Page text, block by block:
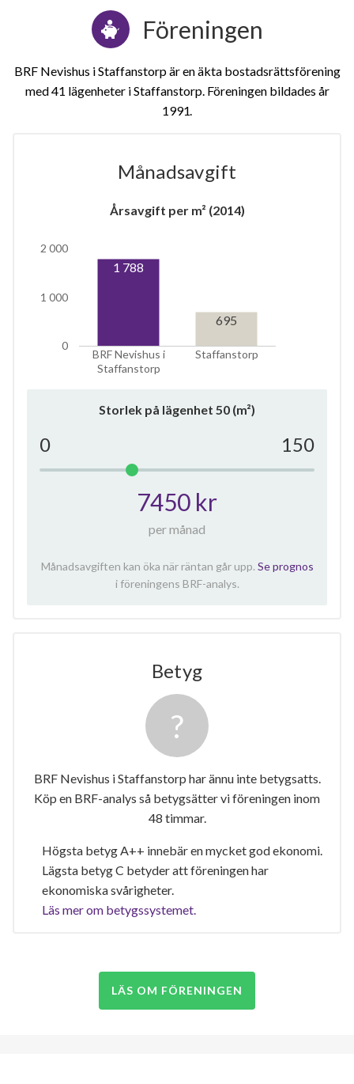
lägenhet
Föreningen
BRF Nevishus i Staffanstorp är en äkta bostadsrättsförening
med 41 lägenheter i Staffanstorp. Föreningen bildades år
1991
Månadsavgift
Årsavgift per m² (2014)
BRF Nevishus i
Staffanstorp
Staffanstorp
0
1 000
2 000
1 788
695
Storlek på lägenhet 50 (m²)
0 150
7450 kr
per månad
Månadsavgiften kan öka när räntan går upp. Se prognos
i föreningens BRF-analys.
Betyg
BRF Nevishus i Staffanstorp har ännu inte betygsatts.
Köp en BRF-analys så betygsätter vi föreningen inom
48 timmar.
Högsta betyg A++ innebär en mycket god ekonomi.
Lägsta betyg C betyder att föreningen har
ekonomiska svårigheter.
Läs mer om betygssystemet.
LÄS OM FÖRENINGEN